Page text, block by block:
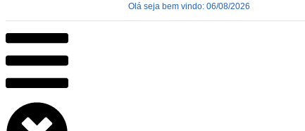
Olá seja bem vindo: 06/08/2026